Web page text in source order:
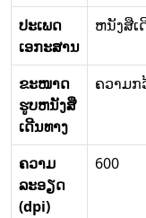
ປະເພດ
ເອກະສານ
ຫນັງສືເ
ຂະໜາດ
ຮູບຫນັງສື
ເດີນທາງ
ຄວາມກ
ຄວາມ
ລະອຽດ
(dpi)
600